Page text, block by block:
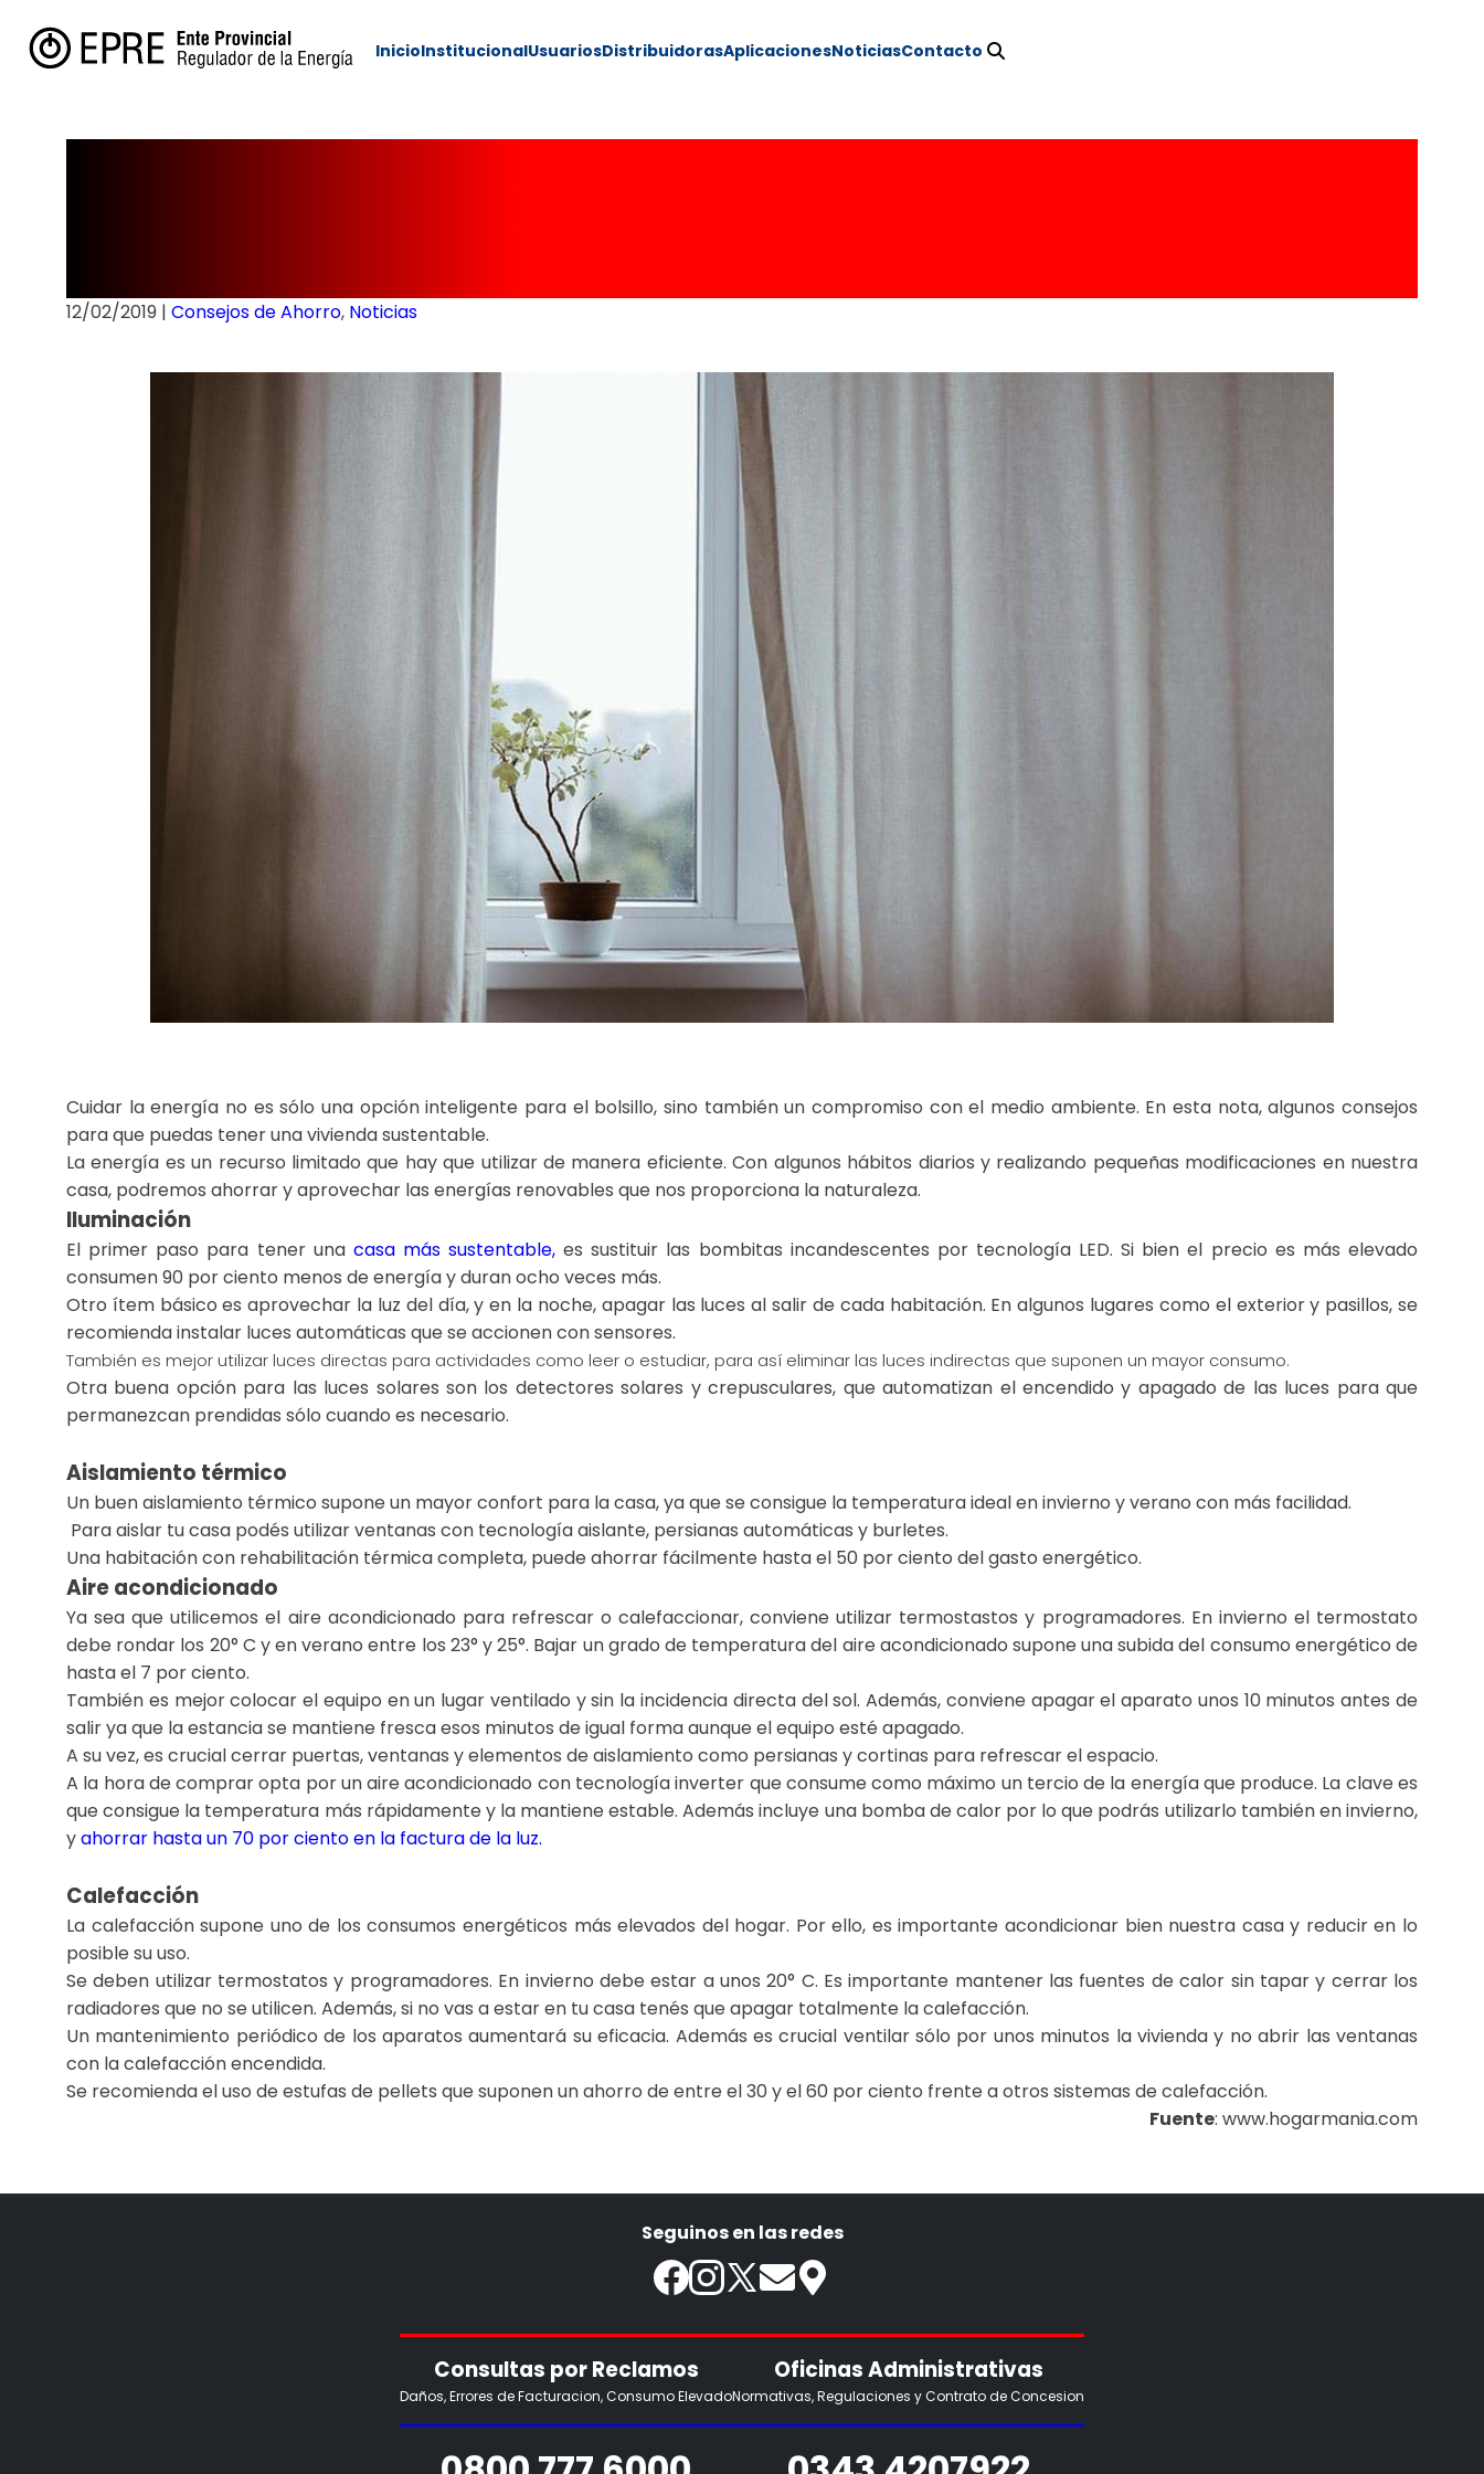
InicioInstitucionalUsuariosDistribuidorasAplicacionesNoticiasContacto
12/02/2019 | Consejos de Ahorro, Noticias
Cuidar la energía no es sólo una opción inteligente para el bolsillo, sino también un compromiso con el medio ambiente. En esta nota, algunos consejos
para que puedas tener una vivienda sustentable.
La energía es un recurso limitado que hay que utilizar de manera eficiente. Con algunos hábitos diarios y realizando pequeñas modificaciones en nuestra
casa, podremos ahorrar y aprovechar las energías renovables que nos proporciona la naturaleza.
Iluminación
El primer paso para tener una casa más sustentable, es sustituir las bombitas incandescentes por tecnología LED. Si bien el precio es más elevado
consumen 90 por ciento menos de energía y duran ocho veces más.
Otro ítem básico es aprovechar la luz del día, y en la noche, apagar las luces al salir de cada habitación. En algunos lugares como el exterior y pasillos, se
recomienda instalar luces automáticas que se accionen con sensores.
También es mejor utilizar luces directas para actividades como leer o estudiar, para así eliminar las luces indirectas que suponen un mayor consumo.
Otra buena opción para las luces solares son los detectores solares y crepusculares, que automatizan el encendido y apagado de las luces para que
permanezcan prendidas sólo cuando es necesario.
Aislamiento térmico
Un buen aislamiento térmico supone un mayor confort para la casa, ya que se consigue la temperatura ideal en invierno y verano con más facilidad.
Para aislar tu casa podés utilizar ventanas con tecnología aislante, persianas automáticas y burletes.
Una habitación con rehabilitación térmica completa, puede ahorrar fácilmente hasta el 50 por ciento del gasto energético.
Aire acondicionado
Ya sea que utilicemos el aire acondicionado para refrescar o calefaccionar, conviene utilizar termostastos y programadores. En invierno el termostato
debe rondar los 20° C y en verano entre los 23° y 25°. Bajar un grado de temperatura del aire acondicionado supone una subida del consumo energético de
hasta el 7 por ciento.
También es mejor colocar el equipo en un lugar ventilado y sin la incidencia directa del sol. Además, conviene apagar el aparato unos 10 minutos antes de
salir ya que la estancia se mantiene fresca esos minutos de igual forma aunque el equipo esté apagado.
A su vez, es crucial cerrar puertas, ventanas y elementos de aislamiento como persianas y cortinas para refrescar el espacio.
A la hora de comprar opta por un aire acondicionado con tecnología inverter que consume como máximo un tercio de la energía que produce. La clave es
que consigue la temperatura más rápidamente y la mantiene estable. Además incluye una bomba de calor por lo que podrás utilizarlo también en invierno,
yahorrar hasta un 70 por ciento en la factura de la luz.
Calefacción
La calefacción supone uno de los consumos energéticos más elevados del hogar. Por ello, es importante acondicionar bien nuestra casa y reducir en lo
posible su uso.
Se deben utilizar termostatos y programadores. En invierno debe estar a unos 20° C. Es importante mantener las fuentes de calor sin tapar y cerrar los
radiadores que no se utilicen. Además, si no vas a estar en tu casa tenés que apagar totalmente la calefacción.
Un mantenimiento periódico de los aparatos aumentará su eficacia. Además es crucial ventilar sólo por unos minutos la vivienda y no abrir las ventanas
con la calefacción encendida.
Se recomienda el uso de estufas de pellets que suponen un ahorro de entre el 30 y el 60 por ciento frente a otros sistemas de calefacción.
Fuente: www.hogarmania.com
Seguinos en las redes
Consultas por Reclamos
Daños, Errores de Facturacion, Consumo Elevado
Oficinas Administrativas
Normativas, Regulaciones y Contrato de Concesion